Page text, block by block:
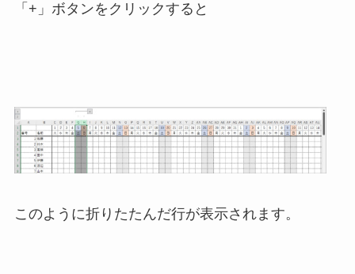
「+」ボタンをクリックすると
このように折りたたんだ行が表示されます。